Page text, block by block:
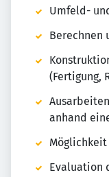
Umfeld-
Berechnen
(Fertigung,
anhand
Evaluation